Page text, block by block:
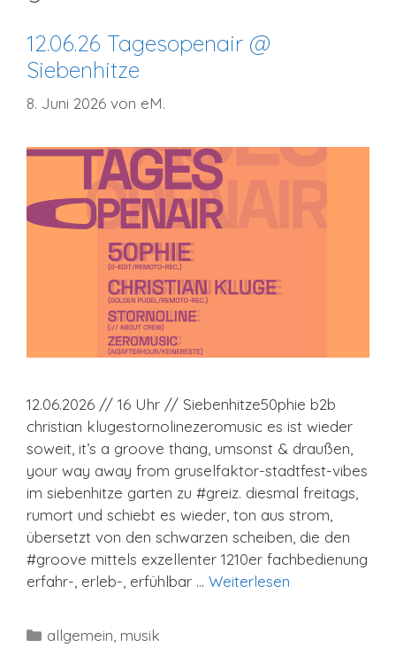
12.06.26 Tagesopenair @
Siebenhitze
8. Juni 2026 von eM.
12.06.2026 // 16 Uhr // Siebenhitze50phie b2b
christian klugestornolinezeromusic es ist wieder
soweit, it’s a groove thang, umsonst & draußen,
your way away from gruselfaktor-stadtfest-vibes
im siebenhitze garten zu #greiz. diesmal freitags,
rumort und schiebt es wieder, ton aus strom,
übersetzt von den schwarzen scheiben, die den
#groove mittels exzellenter 1210er fachbedienung
erfahr-, erleb-, erfühlbar … Weiterlesen
Kategorien
allgemein musik